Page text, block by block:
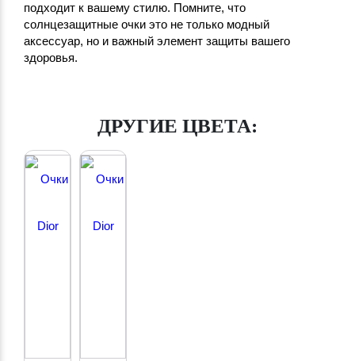
подходит к вашему стилю. Помните, что
солнцезащитные очки это не только модный
аксессуар, но и важный элемент защиты вашего
здоровья.
ДРУГИЕ ЦВЕТА: